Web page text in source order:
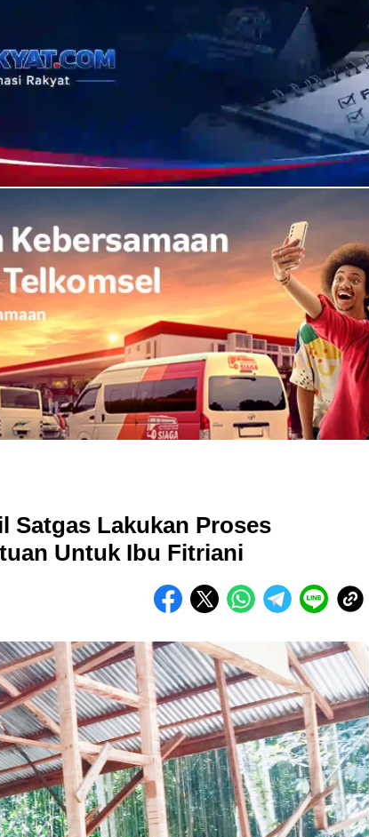
Satgas Lakukan Proses
Untuk Ibu Fitriani